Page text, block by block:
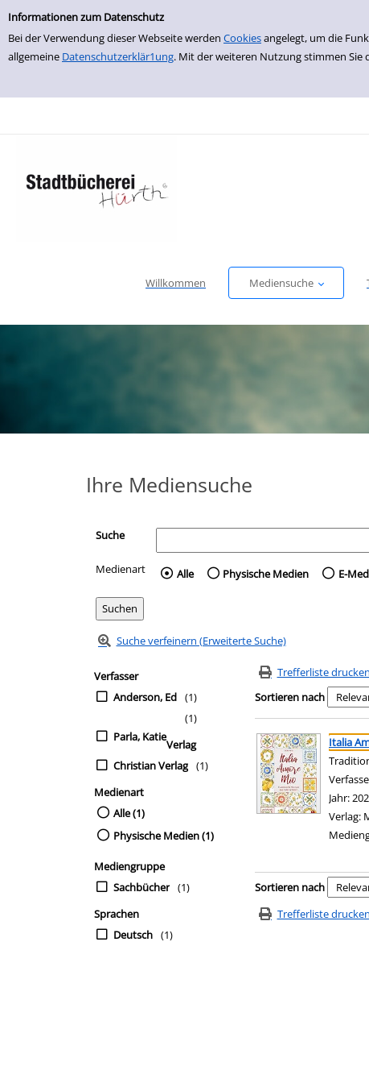
Einfache Suche
Informationen zum Datenschutz
Bei der Verwendung dieser Webseite werden Cookiesangelegt, um die
allgemeine Datenschutzerklär1ung. Mit der weiteren Nutzung stimmen Sie
zur Navigation springen
zum Inhalt springen
Zu den Suchfiltern springen
Zur Trefferliste springen
Willkommen Mediensuche
Ihre Mediensuche
Suche
Medienart Wählen Sie die Medienart
Alle Physische Medien E-
Suche verfeinern (Erweiterte Suche)
Suchfilter
Zur Trefferliste springen
Verfasser
Anderson, Ed (1)
Parla, Katie
(1)
Verlag
Christian Verlag (1)
Medienart
Alle (1)
Physische Medien (1)
Mediengruppe
Sachbücher (1)
Sprachen
Deutsch (1)
Trefferliste drucken
Sortieren nach
Suchergebnis
Zu den Suchfiltern
Italia
Jahr:
Verlag:
Zu den Suchfiltern
Sortieren nach
Trefferliste drucken